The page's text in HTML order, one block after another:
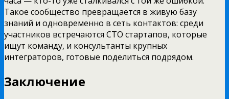
Такое сообщество превращается в живую базу
знаний и одновременно в сеть контактов: среди
участников встречаются CTO стартапов, которые
ищут команду, и консультанты крупных
интеграторов, готовые поделиться подрядом.
Заключение